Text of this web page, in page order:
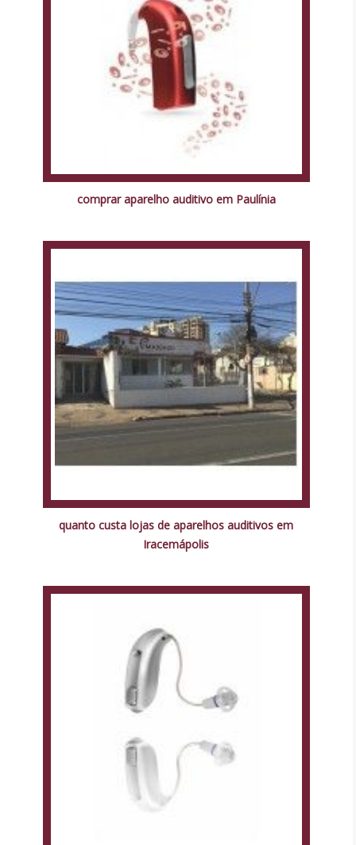
comprar aparelho auditivo em Paulínia
quanto custa lojas de aparelhos auditivos em
Iracemápolis